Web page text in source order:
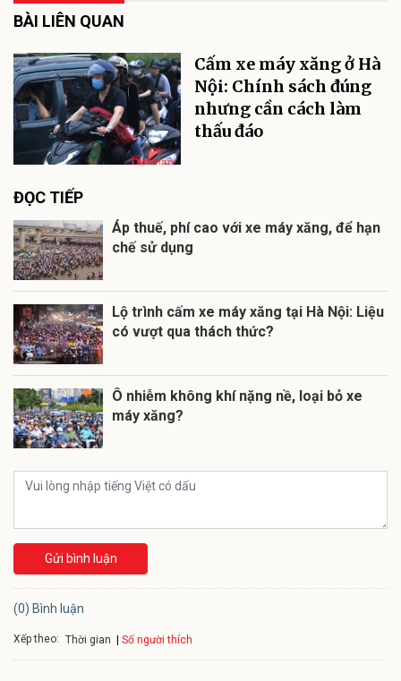
BÀI LIÊN QUAN
Cấm xe máy xăng ở Hà
Nội: Chính sách đúng
nhưng cần cách làm
thấu đáo
ĐỌC TIẾP
Áp thuế, phí cao với xe máy xăng, để hạn
chế sử dụng
Lộ trình cấm xe máy xăng tại Hà Nội: Liệu
có vượt qua thách thức?
Ô nhiễm không khí nặng nề, loại bỏ xe
máy xăng?
Gửi bình luận
(0) Bình luận
Xếp theo: Thời gian Số người thích